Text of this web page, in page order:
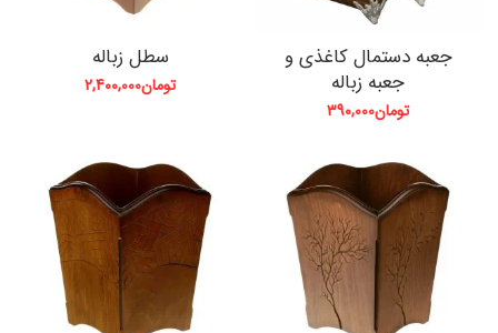
جعبه دستمال کاغذی و
جعبه زباله
تومان390,000
سطل زباله
تومان2,400,000